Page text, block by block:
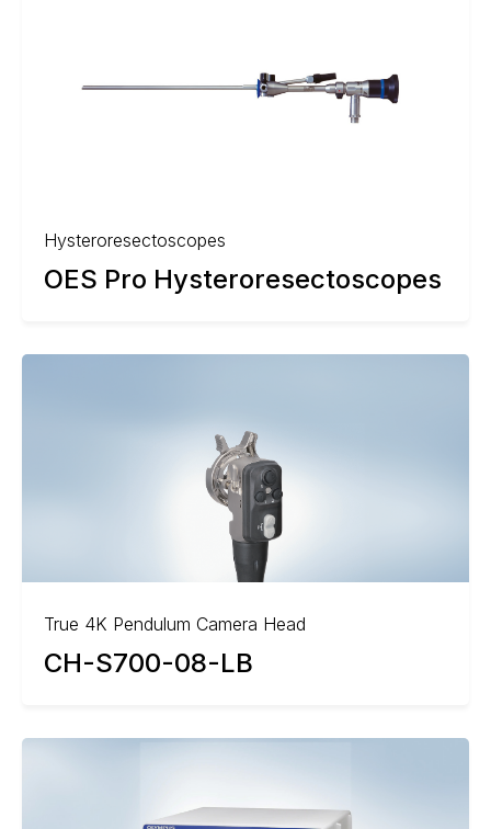
Hysteroresectoscopes
OES Pro Hysteroresectoscopes
True 4K Pendulum Camera Head
CH-S700-08-LB